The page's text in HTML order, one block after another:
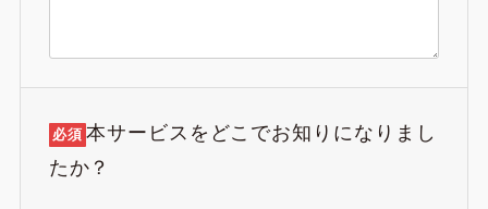
必須 本サービスをどこでお知りになりまし
たか？